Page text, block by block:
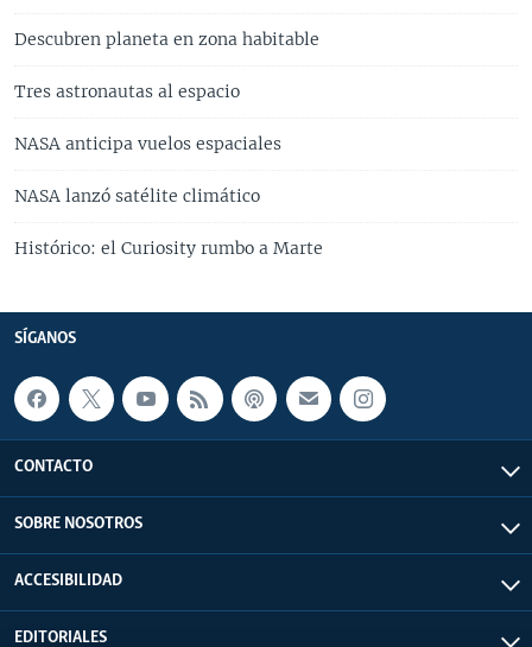
Descubren planeta en zona habitable
Tres astronautas al espacio
NASA anticipa vuelos espaciales
NASA lanzó satélite climático
Histórico: el Curiosity rumbo a Marte
SÍGANOS
CONTACTO
SOBRE NOSOTROS
ACCESIBILIDAD
EDITORIALES